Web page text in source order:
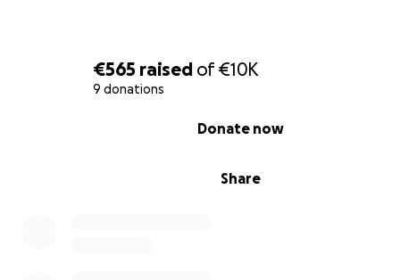
€565 raised of€10K
9 donations
Share
Donate now